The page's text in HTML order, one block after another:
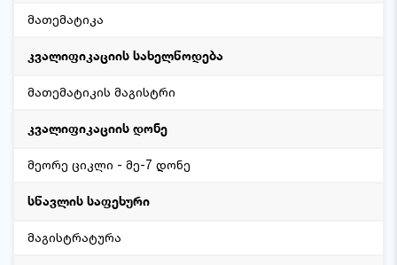
მათემატიკა
კვალიფიკაციის სახელწოდება
მათემატიკის მაგისტრი
კვალიფიკაციის დონე
მეორე ციკლი - მე-7 დონე
სწავლის საფეხური
მაგისტრატურა